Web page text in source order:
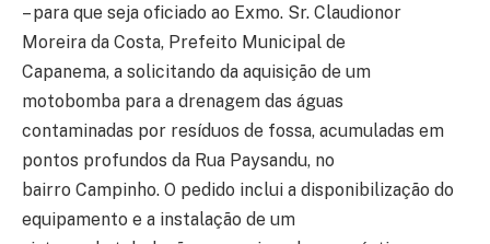
– para que seja oficiado ao Exmo. Sr. Claudionor
Moreira da Costa, Prefeito Municipal de
Capanema, a solicitando da aquisição de um
motobomba para a drenagem das águas
contaminadas por resíduos de fossa, acumuladas em
pontos profundos da Rua Paysandu, no
bairro Campinho. O pedido inclui a disponibilização do
equipamento e a instalação de um